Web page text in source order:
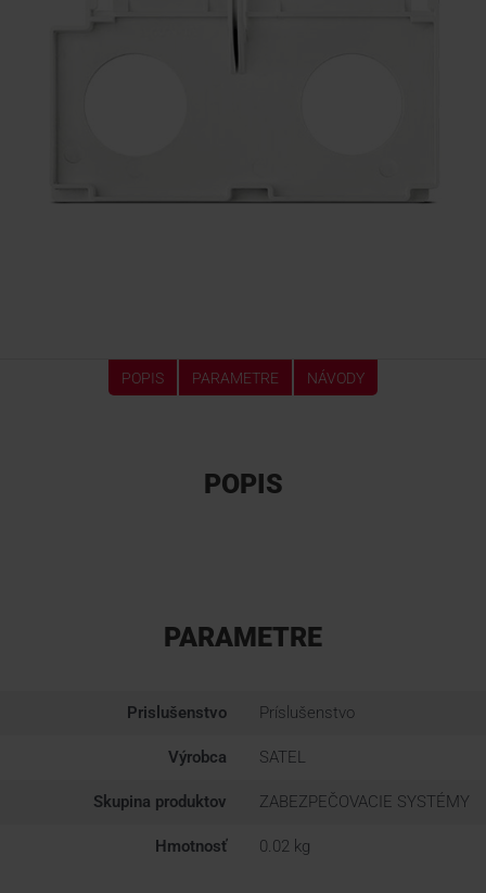
POPIS PARAMETRE NÁVODY
POPIS
PARAMETRE
Prislušenstvo Príslušenstvo
Výrobca SATEL
Skupina produktov ZABEZPEČOVACIE SYSTÉMY
Hmotnosť 0.02 kg